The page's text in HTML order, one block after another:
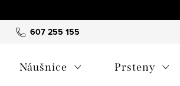
607 255 155
Hodnocení obchodu
Náušnice Prsteny